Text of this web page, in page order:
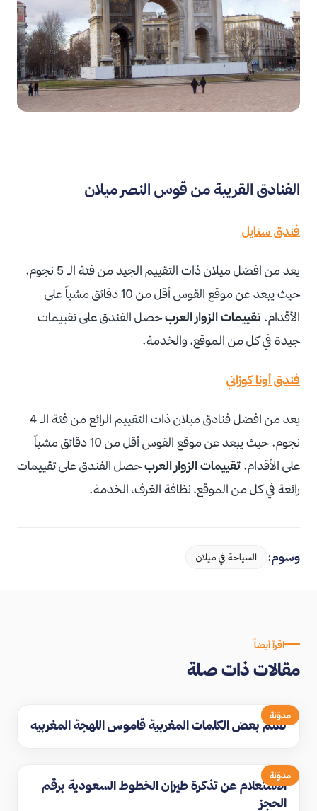
الفنادق القريبة من قوس النصر ميلان
فندق ستايل
يعد من افضل ميلان ذات التقييم الجيد من فئة الـ 5 نجوم.
حيث يبعد عن موقع القوس أقل من 10 دقائق مشياً على
الأقدام. تقييمات الزوار العربحصل الفندق على تقييمات
جيدة في كل من الموقع، والخدمة.
فندق أونا كوزاني
يعد من افضل فنادق ميلان ذات التقييم الرائع من فئة الـ 4
نجوم. حيث يبعد عن موقع القوس أقل من 10 دقائق مشياً
على الأقدام. تقييمات الزوار العربحصل الفندق على تقييمات
رائعة في كل من الموقع، نظافة الغرف، الخدمة.
وسوم: السياحة في ميلان
اقرأ أيضاً
مقالات ذات صلة
مدوّنة
تعلم بعض الكلمات المغربية قاموس اللهجة المغربيه
مدوّنة
الاستعلام عن تذكرة طيران الخطوط السعودية برقم
الحجز